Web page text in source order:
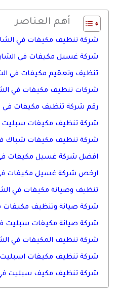
أهم العناصر
شركة تنظيف مكيفات في
شركة غسيل مكيفات في
تنظيف وتعقيم مكيفات في
شركات تنظيف مكيفات في
رقم شركة تنظيف مكيفات في
شركة تنظيف مكيفات سبليت
شركة تنظيف مكيفات شباك
افضل شركة غسيل مكيفات
ارخص شركة غسيل مكيفات
تنظيف وصيانة مكيفات في
شركة صيانة وتنظيف مكيفات
شركة صيانة مكيفات سبليت
شركة تنظيف المكيفات في
شركة تنظيف مكيفات اسبليت
شركة تنظيف مكيف سبليت في